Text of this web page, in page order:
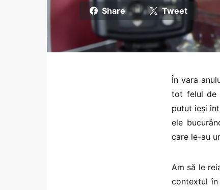
Share Tweet
În vara
tot felul de
putut ieși
ele
care le-au
Am să le
contextul